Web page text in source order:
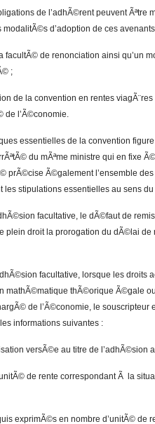
de l’adhÃ©rent peuvent Ãªtre
d’adoption de ces
facultÃ© de renonciation ainsi qu’un
;
de la convention en rentes
de l’Ã©conomie.
essentielles de la convention
du mÃªme ministre qui en fixe
prÃ©cise Ã©galement l’ensemble
les stipulations essentielles au sens du
facultative, le dÃ©faut de
plein droit la prorogation du dÃ©lai
facultative, lorsque les droits
mathÃ©matique thÃ©orique Ã©gale
de l’Ã©conomie, le souscripteur
informations suivantes :
versÃ©e au titre de l’adhÃ©sion
de rente correspondant Ã la
exprimÃ©s en nombre d’unitÃ© de